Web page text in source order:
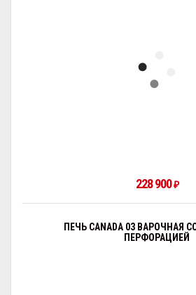
228 900₽
ПЕЧЬ CANADA 03 ВАРОЧНАЯ
ПЕРФОРАЦИЕЙ